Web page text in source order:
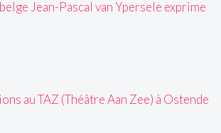
Jean-Pascal van Ypersele exprime
au TAZ (Théâtre Aan Zee) à Ostende